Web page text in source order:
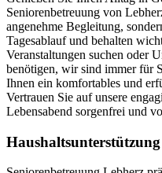
Seniorenbetreuung von
angenehme Begleitung,
Tagesablauf und behalten
Veranstaltungen suchen oder
benötigen, wir sind immer für
Ihnen ein komfortables und
Vertrauen Sie auf unsere
Lebensabend sorgenfrei und